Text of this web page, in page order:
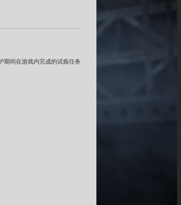
间在游戏内完成的试炼任务